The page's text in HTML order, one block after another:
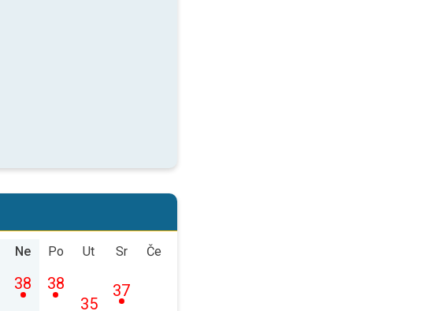
Ne
38
Po
38
Ut
35
Sr
37
Če